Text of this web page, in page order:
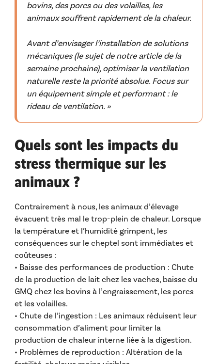
bovins, des porcs ou des volailles, les
animaux souffrent rapidement de la chaleur.
Avant d’envisager l’installation de solutions
mécaniques (le sujet de notre article de la
semaine prochaine), optimiser la ventilation
naturelle reste la priorité absolue. Focus sur
un équipement simple et performant : le
rideau de ventilation. »
Quels sont les impacts du
stress thermique sur les
animaux ?
Contrairement à nous, les animaux d’élevage
évacuent très mal le trop-plein de chaleur. Lorsque
la température et l’humidité grimpent, les
conséquences sur le cheptel sont immédiates et
coûteuses :
• Baisse des performances de production : Chute
de la production de lait chez les vaches, baisse du
GMQ chez les bovins à l’engraissement, les porcs
et les volailles.
• Chute de l’ingestion : Les animaux réduisent leur
consommation d’aliment pour limiter la
production de chaleur interne liée à la digestion.
• Problèmes de reproduction : Altération de la